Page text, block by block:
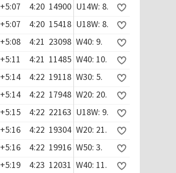
+5:07 4:20 14900 U14W: 8.
+5:07 4:20 15418 U18W: 8.
+5:08 4:21 23098 W40: 9.
+5:11 4:21 11485 W40: 10.
+5:14 4:22 19118 W30: 5.
+5:14 4:22 17948 W20: 20.
+5:15 4:22 22163 U18W: 9.
+5:16 4:22 19304 W20: 21.
+5:16 4:22 19916 W50: 3.
+5:19 4:23 12031 W40: 11.